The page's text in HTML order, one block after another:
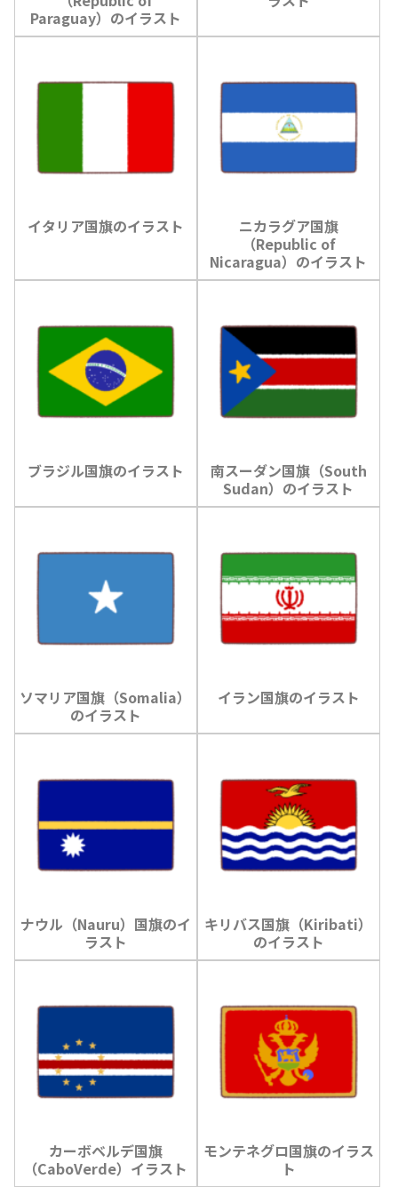
Paraguay）のイラスト
イタリア国旗のイラスト
ニカラグア国旗
（Republic of
Nicaragua）のイラスト
ブラジル国旗のイラスト
南スーダン国旗（South
Sudan）のイラスト
ソマリア国旗（Somalia）
のイラスト
イラン国旗のイラスト
ナウル（Nauru）国旗のイ
ラスト
キリバス国旗（Kiribati）
のイラスト
カーボベルデ国旗
（CaboVerde）イラスト
モンテネグロ国旗のイラス
ト